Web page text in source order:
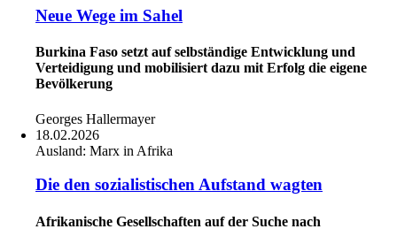
Neue Wege im Sahel
Burkina Faso setzt auf selbständige Entwicklung und
Verteidigung und mobilisiert dazu mit Erfolg die eigene
Bevölkerung
Georges Hallermayer
18.02.2026
Ausland: Marx in Afrika
Die den sozialistischen Aufstand wagten
Afrikanische Gesellschaften auf der Suche nach